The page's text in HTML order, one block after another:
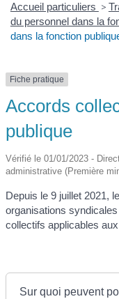
Accueil particuliers >
du personnel dans la
dans la fonction
Fiche pratique
Accords
publique
Vérifié le 01/01/2023 -
administrative (Première
Depuis le 9 juillet 2021,
organisations
collectifs applicables
Sur quoi peuvent